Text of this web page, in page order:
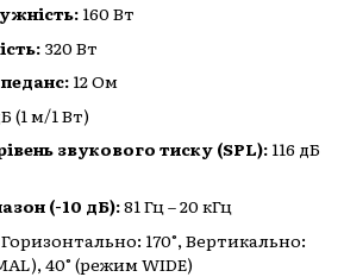
160 Вт
320 Вт
12 Ом
(1 м/1 Вт)
звукового тиску (SPL): 116 дБ
(-10 дБ):81 Гц – 20 кГц
Горизонтально: 170°, Вертикально:
40° (режим WIDE)